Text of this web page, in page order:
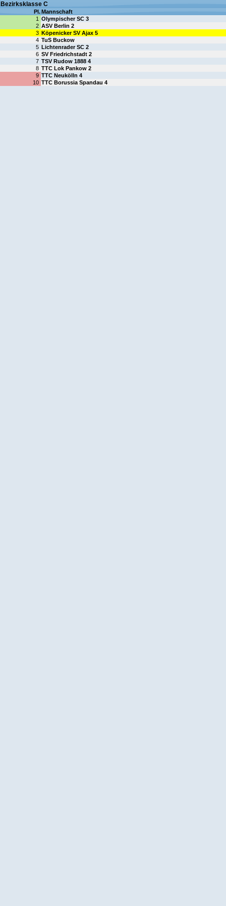
Bezirksklasse C
Pl.Mannschaft
1 Olympischer SC 3
2 ASV Berlin 2
3 Köpenicker SV Ajax 5
4 TuS Buckow
5 Lichtenrader SC 2
6 SV Friedrichstadt 2
7 TSV Rudow 1888 4
8 TTC Lok Pankow 2
9 TTC Neukölln 4
10 TTC Borussia Spandau 4